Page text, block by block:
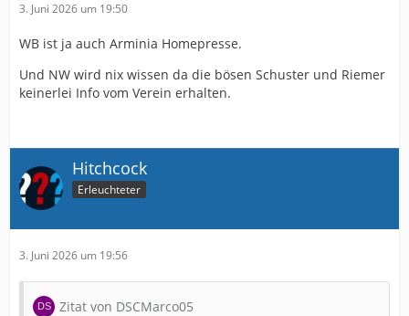
3. Juni 2026 um 19:50
WB ist ja auch Arminia Homepresse.
Und NW wird nix wissen da die bösen Schuster und Riemer
keinerlei Info vom Verein erhalten.
Hitchcock
Erleuchteter
3. Juni 2026 um 19:56
Zitat von DSCMarco05